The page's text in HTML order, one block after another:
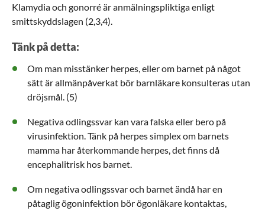
Klamydia och gonorré är anmälningspliktiga enligt
smittskyddslagen (2,3,4).
Tänk på detta:
Om man misstänker herpes, eller om barnet på något
sätt är allmänpåverkat bör barnläkare konsulteras utan
dröjsmål. (5)
Negativa odlingssvar kan vara falska eller bero på
virusinfektion. Tänk på herpes simplex om barnets
mamma har återkommande herpes, det finns då
encephalitrisk hos barnet.
Om negativa odlingssvar och barnet ändå har en
påtaglig ögoninfektion bör ögonläkare kontaktas,